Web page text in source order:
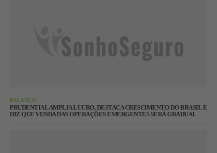
BALANÇO
PRUDENTIAL AMPLIA LUCRO, DESTACA CRESCIMENTO DO BRASIL E
DIZ QUE VENDA DAS OPERAÇÕES EMERGENTES SERÁ GRADUAL